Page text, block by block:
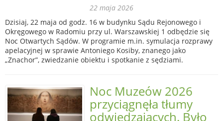
22 maja 2026
Dzisiaj, 22 maja od godz. 16 w budynku Sądu Rejonowego i
Okręgowego w Radomiu przy ul. Warszawskiej 1 odbędzie się
Noc Otwartych Sądów. W programie m.in. symulacja rozprawy
apelacyjnej w sprawie Antoniego Kosiby, znanego jako
„Znachor”, zwiedzanie obiektu i spotkanie z sędziami.
Noc Muzeów 2026
przyciągnęła tłumy
odwiedzających. Było